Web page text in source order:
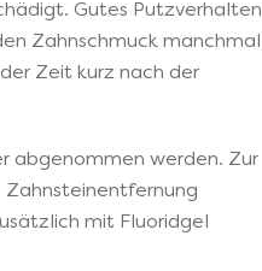
Gutes Putzverhalten
Zahnschmuck manchmal
Zeit kurz nach der
abgenommen werden. Zur
Zahnsteinentfernung
mit Fluoridgel